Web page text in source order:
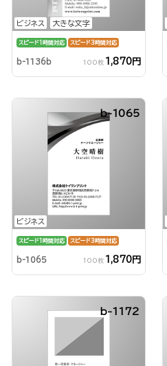
ビジネス 大きな文字
スピード1時間対応 スピード3時間対応
b-1136b 100枚 1,870円
ビジネス
b-1065
スピード1時間対応 スピード3時間対応
b-1065 100枚 1,870円
b-1172